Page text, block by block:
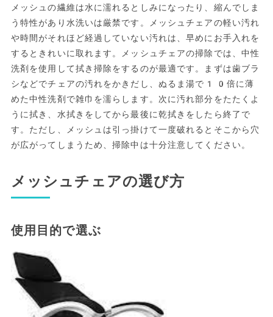
メッシュの繊維は水に濡れるとしみになったり、縮んでしま
う特性があり水洗いは厳禁です。メッシュチェアの軽い汚れ
や時間がそれほど経過していない汚れは、早めにお手入れを
するときれいに取れます。メッシュチェアの掃除では、中性
洗剤を使用して拭き掃除をするのが最適です。まずは歯ブラ
シなどでチェアの汚れをかきだし、ぬるま湯で10倍に薄
めた中性洗剤で雑巾を濡らします。次に汚れ部分をたたくよ
うに拭き、水拭きをしてから最後に乾拭きをしたら終了で
す。ただし、メッシュは引っ掛けて一度破れるとそこから穴
が広がってしまうため、掃除中は十分注意してください。
メッシュチェアの選び方
使用目的で選ぶ